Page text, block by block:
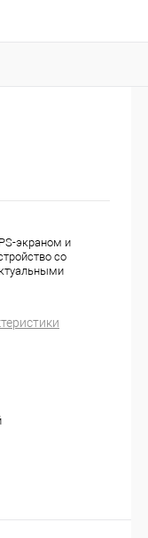
экраном и
со